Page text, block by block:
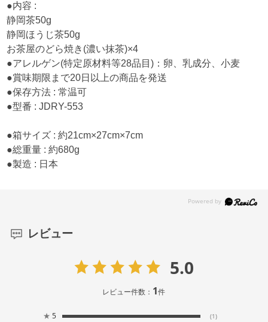
●内容 :
静岡茶50g
静岡ほうじ茶50g
お茶屋のどら焼き(濃い抹茶)×4
●アレルゲン(特定原材料等28品目)：卵、乳成分、小麦
●賞味期限まで20日以上の商品を発送
●保存方法 : 常温可
●型番 : JDRY-553
●箱サイズ : 約21cm×27cm×7cm
●総重量 : 約680g
●製造 : 日本
レビュー
5.0
レビュー件数： 1件
★ 5 (1)